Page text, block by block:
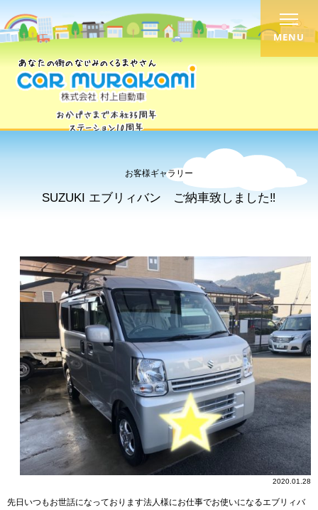
MENU
お客様ギャラリー
SUZUKI エブリィバン ご納車致しました‼︎
2020.01.28
先日いつもお世話になっております法人様にお仕事でお使いになるエブリィバ